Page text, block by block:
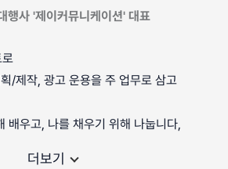
행사 '제이커뮤니케이션' 대표
/제작, 광고 운용을 주 업무로 삼고
더보기